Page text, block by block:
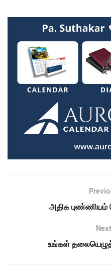
அதிக புண்ணியம்
உங்கள்